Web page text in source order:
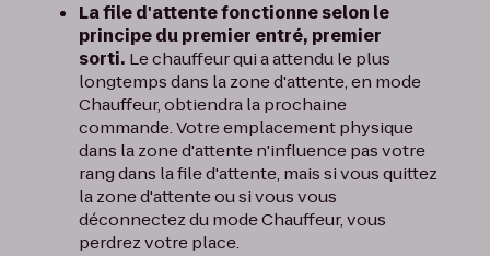
La file d'attente fonctionne selon le
principe du premier entré, premier
sorti. Le chauffeur qui a attendu le plus
longtemps dans la zone d'attente, en mode
Chauffeur, obtiendra la prochaine
commande. Votre emplacement physique
dans la zone d'attente n'influence pas votre
rang dans la file d'attente, mais si vous quittez
la zone d'attente ou si vous vous
déconnectez du mode Chauffeur, vous
perdrez votre place.